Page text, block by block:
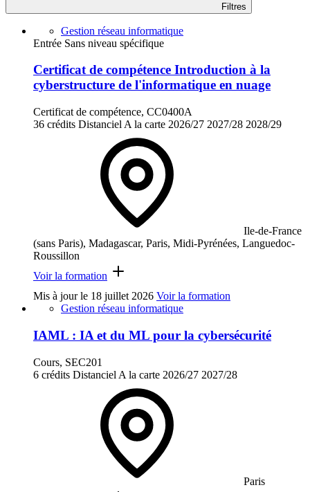
Filtres
Gestion réseau informatique
Entrée Sans niveau spécifique
Certificat de compétence Introduction à la
cyberstructure de l'informatique en nuage
Certificat de compétence, CC0400A
36 crédits Distanciel A la carte 2026/27 2027/28 2028/29
Ile-de-France
(sans Paris), Madagascar, Paris, Midi-Pyrénées, Languedoc-
Roussillon
Voir la formation
Mis à jour le 18 juillet 2026 Voir la formation
Gestion réseau informatique
IAML : IA et du ML pour la cybersécurité
Cours, SEC201
6 crédits Distanciel A la carte 2026/27 2027/28
Paris